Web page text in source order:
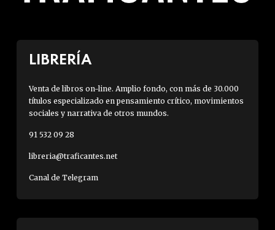
LIBRERÍA
Venta de libros on-line. Amplio fondo, con más de 30.000
títulos especializado en pensamiento crítico, movimientos
sociales y narrativa de otros mundos.
91 532 09 28
libreria@traficantes.net
Canal de Telegram